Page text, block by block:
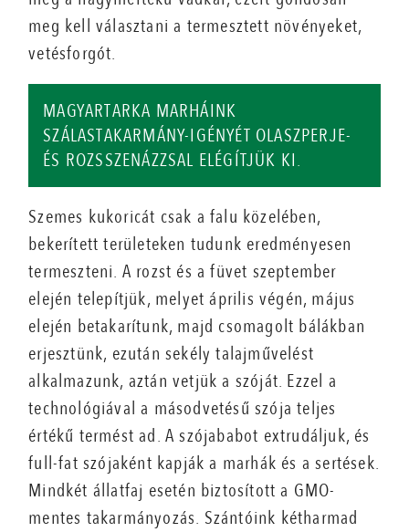
meg kell választani a termesztett növényeket,
vetésforgót.
MAGYARTARKA MARHÁINK
SZÁLASTAKARMÁNY-IGÉNYÉT OLASZPERJE-
ÉS ROZSSZENÁZZSAL ELÉGÍTJÜK KI.
Szemes kukoricát csak a falu közelében,
bekerített területeken tudunk eredményesen
termeszteni. A rozst és a füvet szeptember
elején telepítjük, melyet április végén, május
elején betakarítunk, majd csomagolt bálákban
erjesztünk, ezután sekély talajművelést
alkalmazunk, aztán vetjük a szóját. Ezzel a
technológiával a másodvetésű szója teljes
értékű termést ad. A szójababot extrudáljuk, és
full-fat szójaként kapják a marhák és a sertések.
Mindkét állatfaj esetén biztosított a GMO-
mentes takarmányozás. Szántóink kétharmad